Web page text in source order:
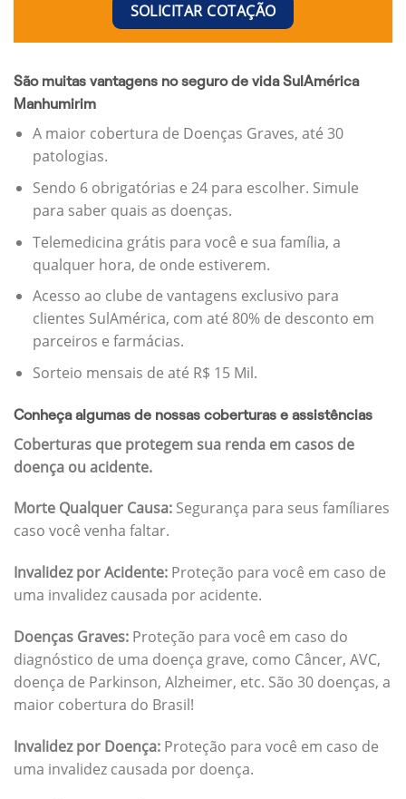
SOLICITAR COTAÇÃO
São muitas vantagens no seguro de vida SulAmérica
Manhumirim
A maior cobertura de Doenças Graves, até 30
patologias.
Sendo 6 obrigatórias e 24 para escolher. Simule
para saber quais as doenças.
Telemedicina grátis para você e sua família, a
qualquer hora, de onde estiverem.
Acesso ao clube de vantagens exclusivo para
clientes SulAmérica, com até 80% de desconto em
parceiros e farmácias.
Sorteio mensais de até R$ 15 Mil.
Conheça algumas de nossas coberturas e assistências
Coberturas que protegem sua renda em casos de
doença ou acidente.
Morte Qualquer Causa: Segurança para seus famíliares
caso você venha faltar.
Invalidez por Acidente: Proteção para você em caso de
uma invalidez causada por acidente.
Doenças Graves: Proteção para você em caso do
diagnóstico de uma doença grave, como Câncer, AVC,
doença de Parkinson, Alzheimer, etc. São 30 doenças, a
maior cobertura do Brasil!
Invalidez por Doença: Proteção para você em caso de
uma invalidez causada por doença.